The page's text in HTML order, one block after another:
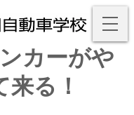
カーがや
来る！